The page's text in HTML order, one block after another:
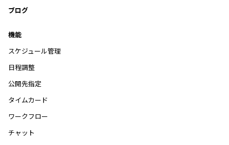
ブログ
機能
スケジュール管理
日程調整
公開先指定
タイムカード
ワークフロー
チャット